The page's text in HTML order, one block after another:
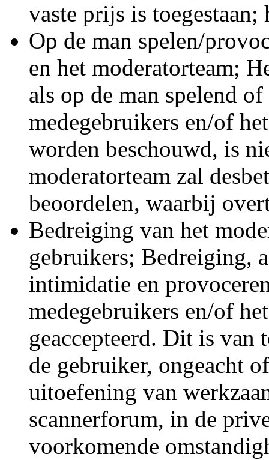
vaste prijs is
Op de man spelen/
en het moderatorteam;
als op de man spelend
medegebruikers en/of
worden beschouwd, is
moderatorteam zal
beoordelen, waarbij
Bedreiging van het
gebruikers; Bedreiging,
intimidatie en
medegebruikers en/of
geaccepteerd. Dit is van
de gebruiker, ongeacht
uitoefening van
scannerforum, in de
voorkomende